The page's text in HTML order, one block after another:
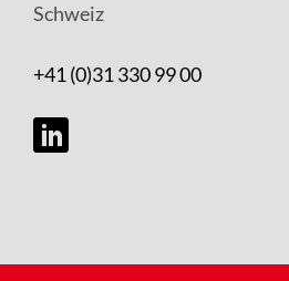
Schweiz
+41 (0)31 330 99 00